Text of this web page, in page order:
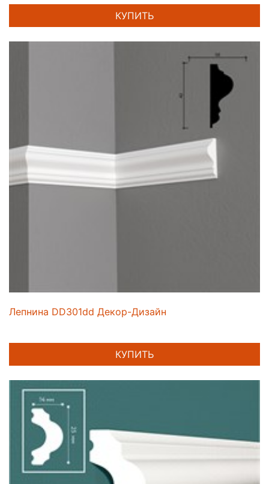
КУПИТЬ
Лепнина DD301dd Декор-Дизайн
КУПИТЬ